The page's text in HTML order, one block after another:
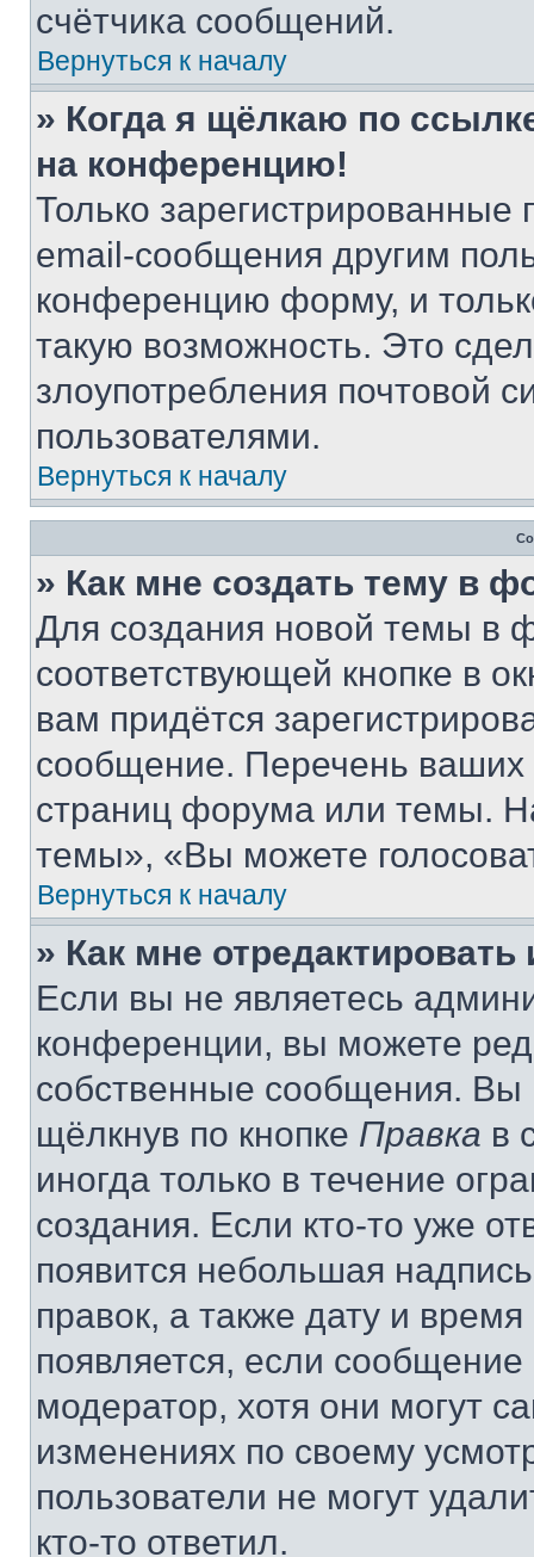
счётчика сообщений.
Вернуться к началу
» Когда я щёлкаю по
на конференцию!
Только зарегистрированные
email-сообщения другим
конференцию форму, и
такую возможность. Это
злоупотребления почтовой
пользователями.
Вернуться к началу
» Как мне создать тему в
Для создания новой темы в
соответствующей кнопке в
вам придётся
сообщение. Перечень ваших
страниц форума или темы.
темы», «Вы можете
Вернуться к началу
» Как мне
Если вы не являетесь
конференции, вы можете
собственные сообщения. Вы
щёлкнув по кнопке Правка в
иногда только в течение
создания. Если кто-то уже
появится небольшая
правок, а также дату и
появляется, если
модератор, хотя они могут
изменениях по своему
пользователи не могут
кто-то ответил.